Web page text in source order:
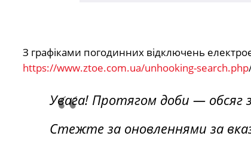
З графіками погодинних відключень
https://www.ztoe.com.ua/unhooking-search.php
Увага! Протягом доби — обсяг
Стежте за оновленнями за